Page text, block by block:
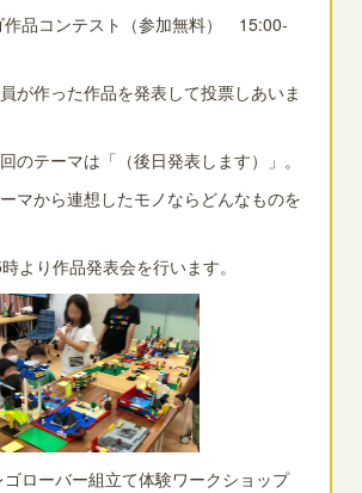
ンテスト（参加無料） 15:00-
作品を発表して投票しあいま
は「（後日発表します）」。
想したモノならどんなものを
品発表会を行います。
ー組立て体験ワークショップ